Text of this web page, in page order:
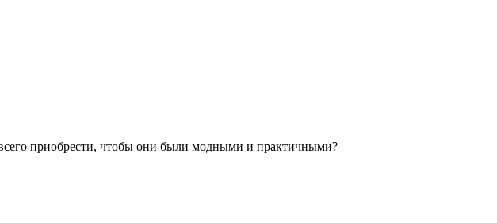
приобрести, чтобы они были модными и практичными?